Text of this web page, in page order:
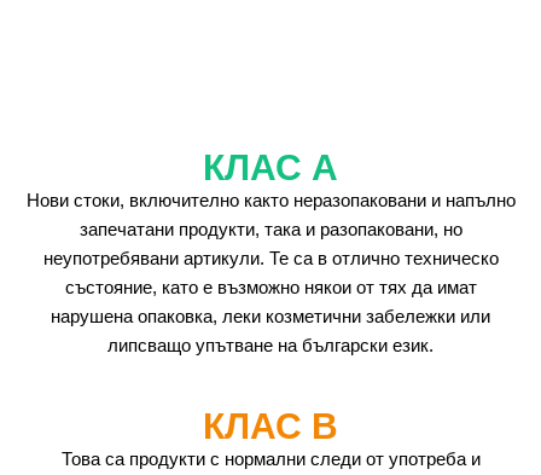
КЛАС А
Нови стоки, включително както неразопаковани и напълно
запечатани продукти, така и разопаковани, но
неупотребявани артикули. Те са в отлично техническо
състояние, като е възможно някои от тях да имат
нарушена опаковка, леки козметични забележки или
липсващо упътване на български език.
КЛАС B
Това са продукти с нормални следи от употреба и